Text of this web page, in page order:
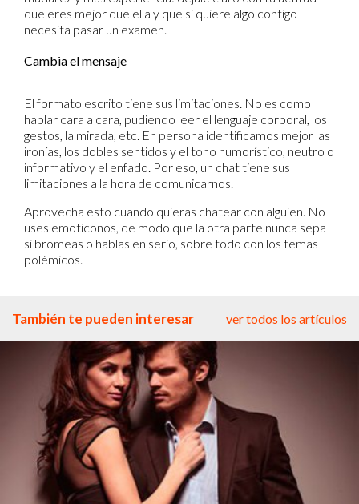
que eres mejor que ella y que si quiere algo contigo
necesita pasar un examen.
Cambia el mensaje
El formato escrito tiene sus limitaciones. No es como
hablar cara a cara, pudiendo leer el lenguaje corporal, los
gestos, la mirada, etc. En persona identificamos mejor las
ironías, los dobles sentidos y el tono humorístico, neutro o
informativo y el enfado. Por eso, un chat tiene sus
limitaciones a la hora de comunicarnos.
Aprovecha esto cuando quieras chatear con alguien. No
uses emoticonos, de modo que la otra parte nunca sepa
si bromeas o hablas en serio, sobre todo con los temas
polémicos.
También te pueden interesar ver todos los artículos